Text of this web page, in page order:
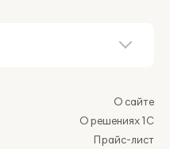
О сайте
О решениях 1С
Прайс-лист